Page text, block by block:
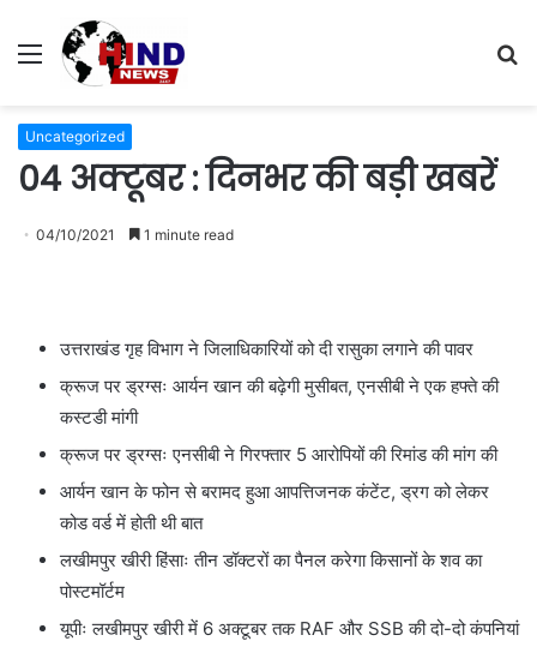
Menu
Uncategorized
04 अक्टूबर : दिनभर की बड़ी खबरें
04/10/2021 1 minute read
उत्तराखंड गृह विभाग ने जिलाधिकारियों को दी रासुका लगाने की पावर
क्रूज पर ड्रग्सः आर्यन खान की बढ़ेगी मुसीबत, एनसीबी ने एक हफ्ते की
कस्टडी मांगी
क्रूज पर ड्रग्सः एनसीबी ने गिरफ्तार 5 आरोपियों की रिमांड की मांग की
आर्यन खान के फोन से बरामद हुआ आपत्तिजनक कंटेंट, ड्रग को लेकर
कोड वर्ड में होती थी बात
लखीमपुर खीरी हिंसाः तीन डॉक्टरों का पैनल करेगा किसानों के शव का
पोस्टमॉर्टम
यूपीः लखीमपुर खीरी में 6 अक्टूबर तक RAF और SSB की दो-दो कंपनियां